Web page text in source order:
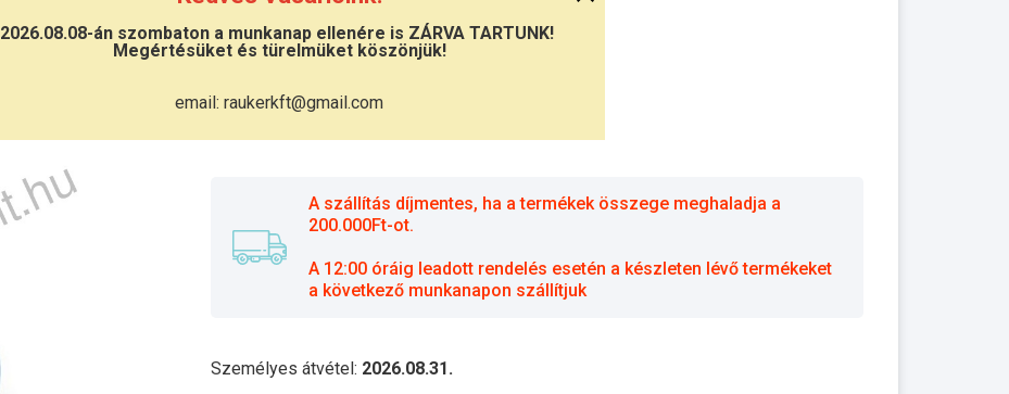
2026.08.08-án szombaton a munkanap ellenére is ZÁRVA TARTUNK!
Megértésüket és türelmüket köszönjük!
email: raukerkft@gmail.com
Átvétel
A szállítás díjmentes, ha a termékek összege meghaladja a
200.000Ft-ot.
A 12:00 óráig leadott rendelés esetén a készleten lévő termékeket
a következő munkanapon szállítjuk
Személyes átvétel: 2026.08.31.